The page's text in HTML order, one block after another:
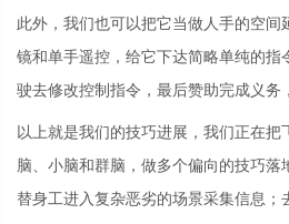
此外，我们也可以把它当做人手的空间
镜和单手遥控，给它下达简略单纯的指
驶去修改控制指令，最后赞助完成义务
以上就是我们的技巧进展，我们正在把
脑、小脑和群脑，做多个偏向的技巧
替身工进入复杂恶劣的场景采集信息；